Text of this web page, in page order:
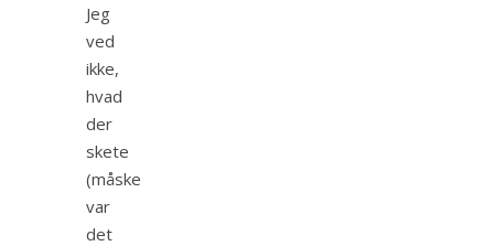
Jeg
ved
ikke,
hvad
der
skete
(måske
var
det